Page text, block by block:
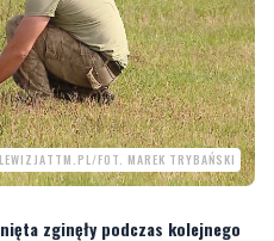
FOT. MAREK TRYBAŃSKI
zginęły podczas kolejnego
w Zwartowie w gminie
się tak zuchwałe, że nie